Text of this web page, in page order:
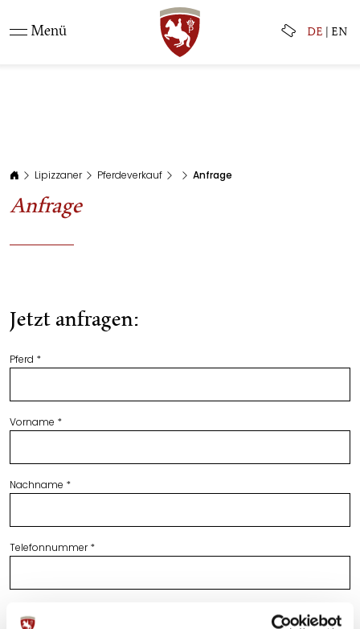
DE EN
Menü
Lipizzaner Pferdeverkauf Anfrage
Anfrage
Jetzt anfragen:
Pferd *
Vorname *
Nachname *
Telefonnummer *